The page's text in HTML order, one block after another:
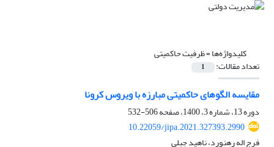
کلیدواژه‌ها =ظرفیت حاکمیتی
تعداد مقالات: 1
مقایسه الگوهای حاکمیتی مبارزه با ویروس کرونا
دوره 13، شماره 3، 1400، صفحه
506-532
10.22059/jipa.2021.327393.2990
فرج اله رهنورد، ناهید جبلی